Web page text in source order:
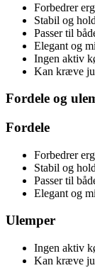
Forbedrer
Stabil og
Passer til
Elegant og
Ingen aktiv
Kan kræve
Fordele og
Fordele
Forbedrer
Stabil og
Passer til
Elegant og
Ulemper
Ingen aktiv
Kan kræve